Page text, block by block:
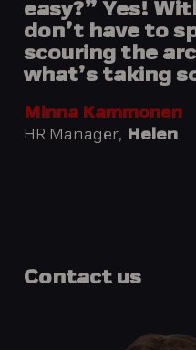
easy?” Yes!
don’t have to
scouring the
what’s taking
Minna Kammonen
HR Manager,
Helen
Contact us